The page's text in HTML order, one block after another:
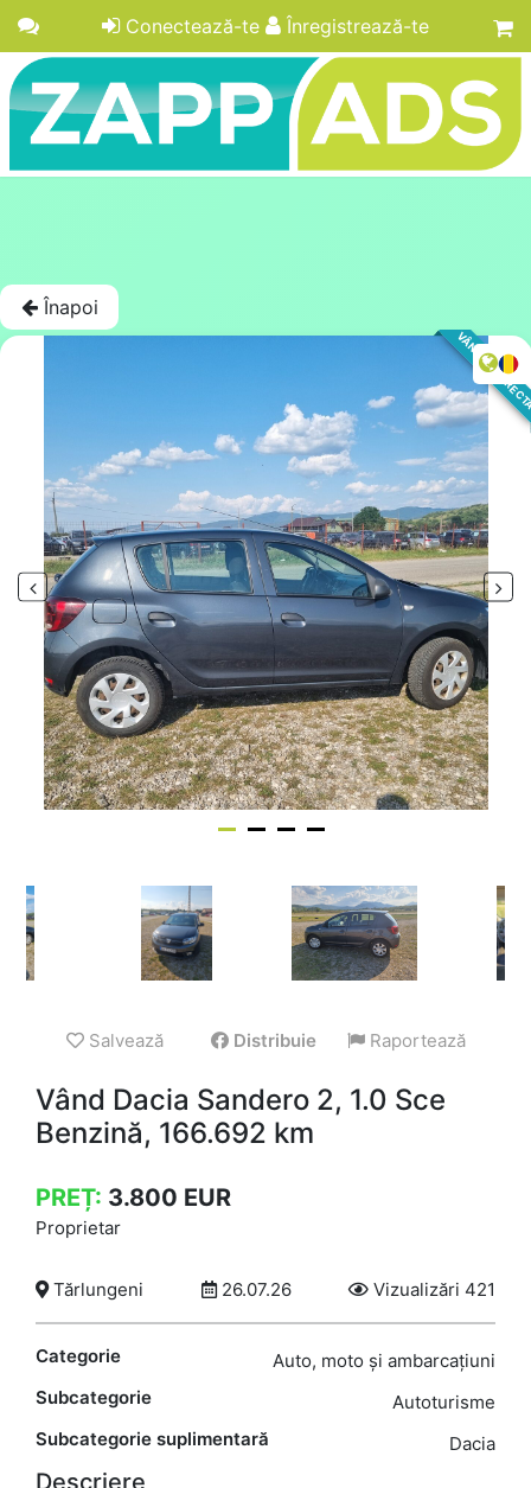
Conectează-te Înregistrează-te
Înapoi
VÂNZARE
Salvează Distribuie Raportează
Vând Dacia Sandero 2, 1.0 Sce
Benzină, 166.692 km
PREȚ: 3.800 EUR
Proprietar
Tărlungeni 26.07.26 Vizualizări 421
Categorie
Auto, moto și ambarcațiuni
Subcategorie
Autoturisme
Subcategorie suplimentară
Dacia
Descriere